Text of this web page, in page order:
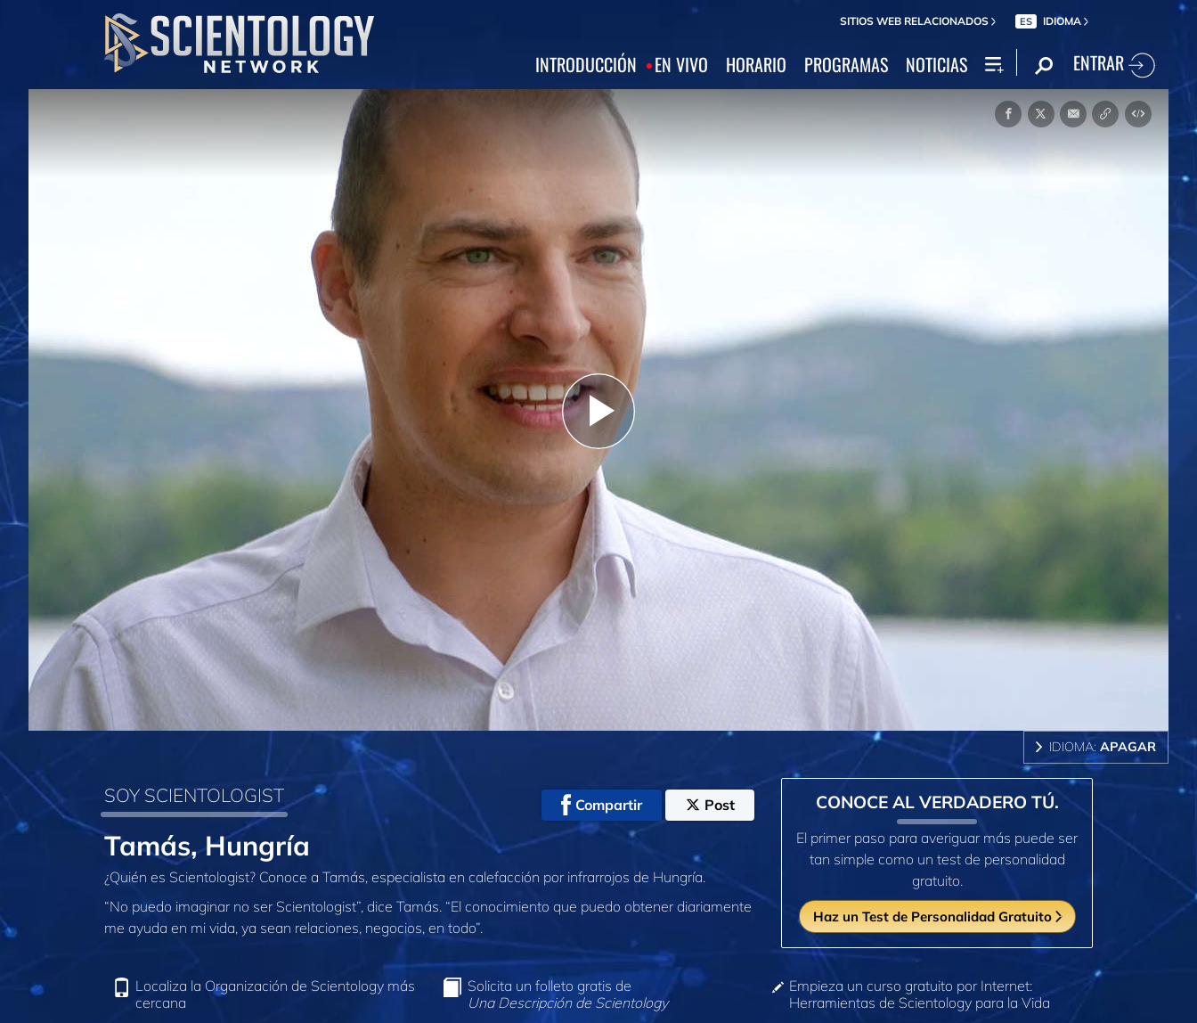
SITIOS WEB RELACIONADOS ES IDIOMA
INTRODUCCIÓN EN VIVO HORARIO PROGRAMAS NOTICIAS ENTRAR
Play
Video
IDIOMA: APAGAR
SOY SCIENTOLOGIST Compartir Post
Tamás, Hungría
¿Quién es Scientologist? Conoce a Tamás, especialista en calefacción por infrarrojos de Hungría.
“No puedo imaginar no ser Scientologist”, dice Tamás. “El conocimiento que puedo obtener diariamente
me ayuda en mi vida, ya sean relaciones, negocios, en todo”.
CONOCE AL VERDADERO TÚ.
El primer paso para averiguar más puede ser
tan simple como un test de personalidad
gratuito.
Haz un Test de Personalidad Gratuito
Localiza la Organización de Scientology más
cercana
Solicita un folleto gratis de
Una Descripción de Scientology
Empieza un curso gratuito por Internet:
Herramientas de Scientology para la Vida